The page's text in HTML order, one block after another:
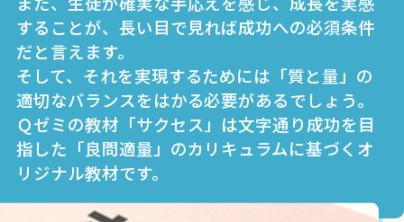
することが、長い目で見れば成功への必須条件
だと言えます。
そして、それを実現するためには「質と量」の
適切なバランスをはかる必要があるでしょう。
Ｑゼミの教材「サクセス」は文字通り成功を目
指した「良問適量」のカリキュラムに基づくオ
リジナル教材です。